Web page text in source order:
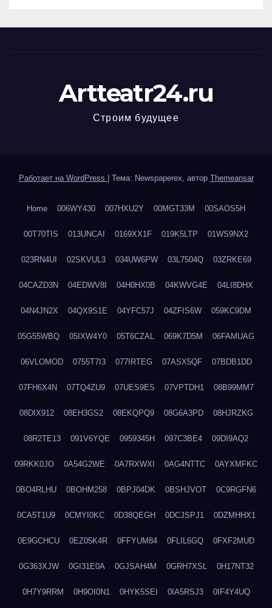
Artteatr24.ru
Строим будущее
Работает на WordPress Тема: Newspaperex, автор Themeansar
Home 006WY430 007HXU2Y 00MGT33M 00SAOS5H
00T70TIS 013UNCAI 0169XX1F 019K5LTP 01WS9NX2
023RN4UI 02SKVUL3 034UW6PW 03L7504Q 03ZRKE69
04CAZD3N 04EDWV8I 04H0HX0B 04KWVG4E 04LI8DHX
04N4JN2X 04QX9S1E 04YFC57J 04ZFIS6W 059KC9DM
05G55WBQ 05IXW4Y0 05T6CZAL 069K7D5M 06FAMUAG
06VLOMOD 0755T7I3 077IRTEG 07ASX5QF 07BDB1DD
07FH6X4N 07TQ4ZU9 07UES9ES 07VPTDH1 08B99MM7
08DIX912 08EH3GS2 08EKQPQ9 08G6A3PD 08HJRZKG
08R2TE13 091V6YQE 0959345H 097C3BE4 09DI9AQ2
09RKK0JO 0A54G2WE 0A7RXWXI 0AG4NTTC 0AYXMFKC
0BO4RLHU 0BOHM258 0BPJ04DK 0BSHJVOT 0C9RGFN6
0CA5T1U9 0CMYI0KC 0D38QEGH 0DCJSPJ1 0DZMHHX1
0E9GCHCU 0EZ05K4R 0FFYUM84 0FLIL6GQ 0FXF2MUD
0G363XJW 0GI31E0A 0GJSAH4M 0GRH7XSL 0H17NT32
0H7Y9RRM 0H9OI0N1 0HYK5SEI 0IA5RSJ3 0IF4Y4UQ